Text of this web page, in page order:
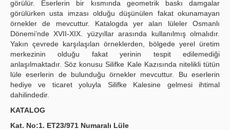
görülür. Eserlerin bir kısmında geometrik baskı damgalar
görülürken usta imzası olduğu düşünülen fakat okunamayan
örnekler de mevcuttur. Katalogda yer alan lüleler Osmanlı
Dönemi’nde XVII-XIX. yüzyıllar arasında kullanılmış olmalıdır.
Yakın çevrede karşılaşılan örneklerden, bölgede yerel üretim
merkezinin olduğu fakat yerinin tespit edilemediği
anlaşılmaktadır. Söz konusu Silifke Kale Kazısında nitelikli tütün
lüle eserlerin de bulunduğu örnekler mevcuttur. Bu eserlerin
hediye ve ticaret yoluyla Silifke Kalesine gelmesi ihtimal
dahilindedir.
KATALOG
Kat. No:1. ET23/971 Numaralı Lüle